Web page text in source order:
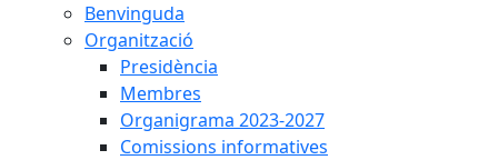
Benvinguda
Organització
Presidència
Membres
Organigrama 2023-2027
Comissions informatives